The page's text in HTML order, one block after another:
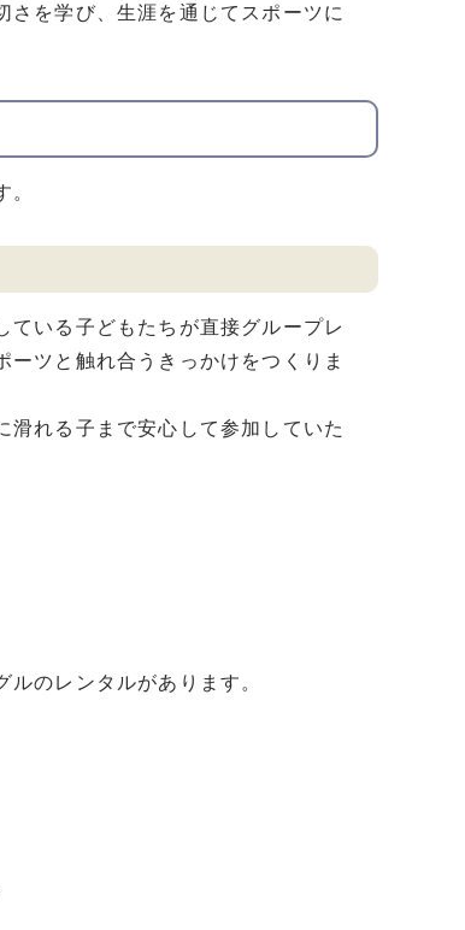
を学び、生涯を通じてスポーツに
いる子どもたちが直接グループレ
ツと触れ合うきっかけをつくりま
滑れる子まで安心して参加していた
のレンタルがあります。